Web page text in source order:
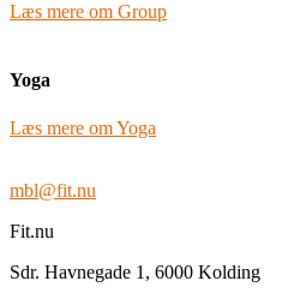
Læs mere om Group
Yoga
Læs mere om Yoga
mbl@fit.nu
Fit.nu
Sdr. Havnegade 1, 6000 Kolding